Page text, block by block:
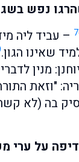
נפש
7 – עביד ליה
שאינו הגון.
מנין
"וזאת
בה (לא
על ערי